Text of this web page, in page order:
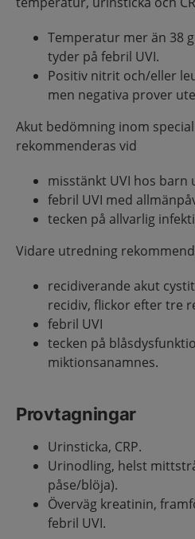
Temperatur mer än 38
tyder på febril UVI.
Positiv nitrit och/eller
men negativa prover
Akut bedömning inom
rekommenderas vid
misstänkt UVI hos barn
febril UVI med
tecken på allvarlig
Vidare utredning
recidiverande akut
recidiv, flickor efter tre
febril UVI
tecken på
miktionsanamnes.
Provtagningar
Urinsticka, CRP.
Urinodling, helst
påse/blöja).
Överväg kreatinin,
febril UVI.